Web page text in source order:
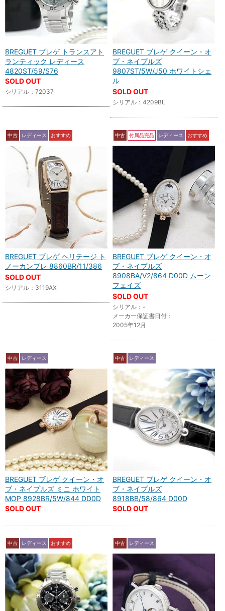
BREGUET ブレゲ トランスアト
ランティック レディース
4820ST/59/S76
SOLD OUT
シリアル：72037
BREGUET ブレゲ クイーン・オ
ブ・ネイプルズ
9807ST/5W/J50 ホワイトシェ
ル
SOLD OUT
シリアル：4209BL
中古 レディース おすすめ
BREGUET ブレゲ ヘリテージ ト
ノーカンブレ 8860BR/11/386
SOLD OUT
シリアル：3119AX
中古 付属品完品 レディース おすすめ
BREGUET ブレゲ クイーン・オ
ブ・ネイプルズ
8908BA/V2/864 D00D ムーン
フェイズ
SOLD OUT
シリアル：-
メーカー保証書日付：
2005年12月
中古 レディース
BREGUET ブレゲ クイーン・オ
ブ・ネイプルズ ミニ ホワイト
MOP 8928BR/5W/844 DD0D
SOLD OUT
中古 レディース
BREGUET ブレゲ クイーン・オ
ブ・ネイプルズ
8918BB/58/864 D00D
SOLD OUT
中古 レディース おすすめ 中古 レディース